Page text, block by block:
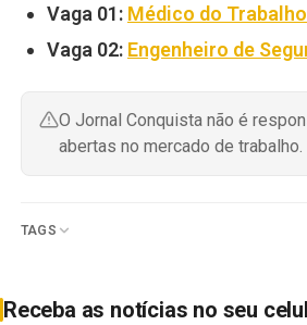
Vaga 01: Médico do
Vaga 02: Engenheiro de
O Jornal Conquista não é
abertas no mercado de trabalho.
TAGS
Receba as notícias no seu